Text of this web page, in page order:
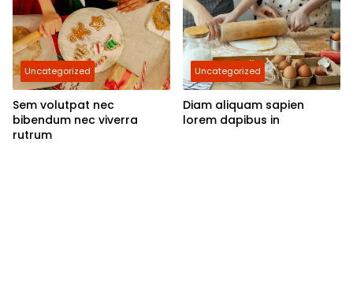
Uncategorized
Sem volutpat nec
bibendum nec viverra
rutrum
Uncategorized
Diam aliquam sapien
lorem dapibus in